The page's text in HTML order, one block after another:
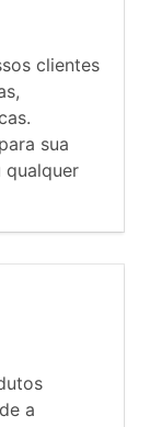
clientes
sua
qualquer
a